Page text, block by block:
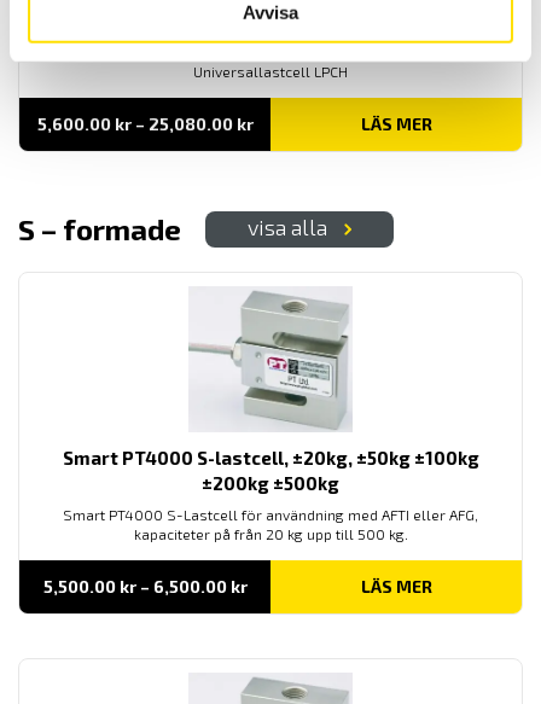
Avvisa
LPCH
Universallastcell LPCH
5,600.00 kr – 25,080.00 krPrisintervall:
till
LÄS MER
S – formade visa alla
Smart PT4000 S-lastcell, ±20kg, ±50kg ±100kg
±200kg ±500kg
Smart PT4000 S-Lastcell för användning med AFTI eller AFG,
kapaciteter på från 20 kg upp till 500 kg.
5,500.00 kr – 6,500.00 krPrisintervall:
till
LÄS MER